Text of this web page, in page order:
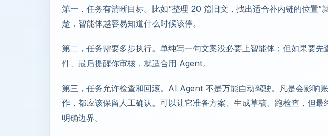
第一，任务有清晰目标。比如“整理 20 篇旧文，找出适合补内链的位置”
楚，智能体越容易知道什么时候该停。
第二，任务需要多步执行。单纯写一句文案没必要上智能体；但如果要
件、最后提醒你审核，就适合用 Agent。
第三，任务允许检查和回滚。AI Agent 不是万能自动驾驶。凡是会影响
作，都应该保留人工确认。可以让它准备方案、生成草稿、跑检查，但
明确边界。